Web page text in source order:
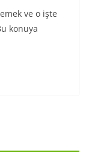
ve o işte
konuya